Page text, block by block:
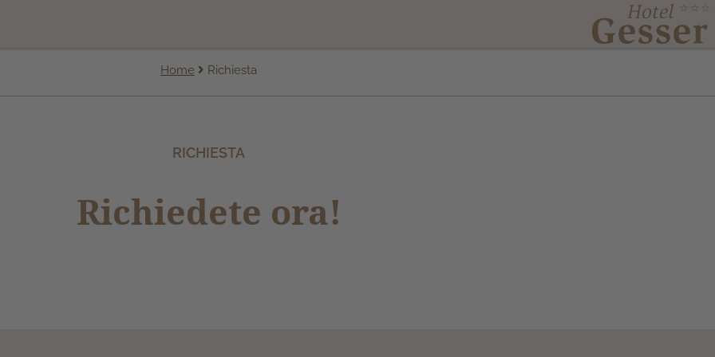
Home Richiesta
RICHIESTA
Richiedete ora!